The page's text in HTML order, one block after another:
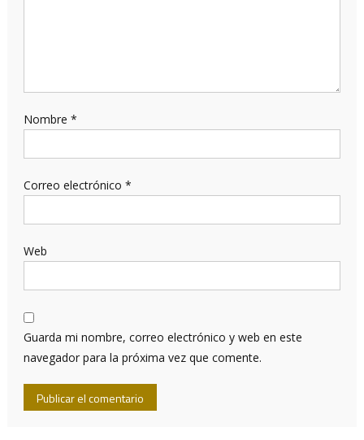
Nombre *
Correo electrónico *
Web
Guarda mi nombre, correo electrónico y web en este
navegador para la próxima vez que comente.